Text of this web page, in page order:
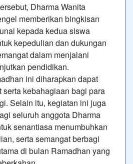
Dharma Wanita
memberikan bingkisan
kepada kedua siswa
kepedulian dan dukungan
dalam menjalani
pendidikan.
ini diharapkan dapat
serta kebahagiaan bagi para
Selain itu, kegiatan ini juga
seluruh anggota Dharma
senantiasa menumbuhkan
serta semangat berbagi
di bulan Ramadhan yang